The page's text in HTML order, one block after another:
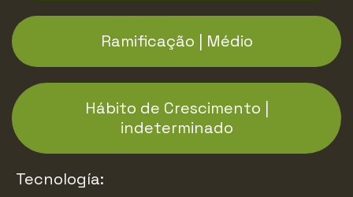
Ramificação | Médio
Hábito de Crescimento |
indeterminado
Tecnología: